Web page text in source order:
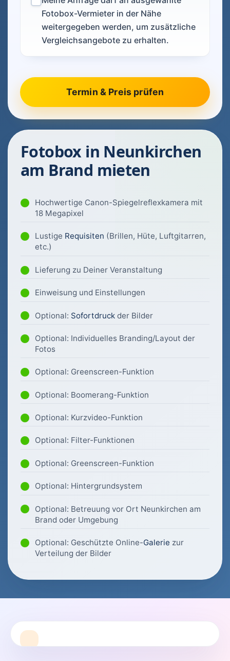
Fotobox-Vermieter in der Nähe
weitergegeben werden, um zusätzliche
Vergleichsangebote zu erhalten.
Fotobox in Neunkirchen
am Brand mieten
Hochwertige Canon-Spiegelreflexkamera mit
18 Megapixel
Lustige Requisiten (Brillen, Hüte, Luftgitarren,
etc.)
Lieferung zu Deiner Veranstaltung
Einweisung und Einstellungen
Optional: Sofortdruck der Bilder
Optional: Individuelles Branding/Layout der
Fotos
Optional: Greenscreen-Funktion
Optional: Boomerang-Funktion
Optional: Kurzvideo-Funktion
Optional: Filter-Funktionen
Optional: Greenscreen-Funktion
Optional: Hintergrundsystem
Optional: Betreuung vor Ort Neunkirchen am
Brand oder Umgebung
Optional: Geschützte Online-Galerie zur
Verteilung der Bilder